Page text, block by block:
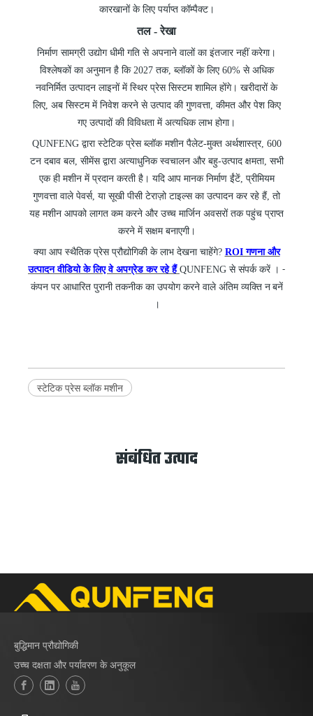
कारखानों के लिए पर्याप्त कॉम्पैक्ट।
तल - रेखा
निर्माण सामग्री उद्योग धीमी गति से अपनाने वालों का इंतजार नहीं करेगा।
विश्लेषकों का अनुमान है कि 2027 तक, ब्लॉकों के लिए 60% से अधिक
नवनिर्मित उत्पादन लाइनों में स्थिर प्रेस सिस्टम शामिल होंगे। खरीदारों के
लिए, अब सिस्टम में निवेश करने से उत्पाद की गुणवत्ता, कीमत और पेश किए
गए उत्पादों की विविधता में अत्यधिक लाभ होगा।
QUNFENG द्वारा स्टेटिक प्रेस ब्लॉक मशीन पैलेट-मुक्त अर्थशास्त्र, 600
टन दबाव बल, सीमेंस द्वारा अत्याधुनिक स्वचालन और बहु-उत्पाद क्षमता, सभी
एक ही मशीन में प्रदान करती है। यदि आप मानक निर्माण ईंटें, प्रीमियम
गुणवत्ता वाले पेवर्स, या सूखी पीसी टेराज़ो टाइल्स का उत्पादन कर रहे हैं, तो
यह मशीन आपको लागत कम करने और उच्च मार्जिन अवसरों तक पहुंच प्राप्त
करने में सक्षम बनाएगी।
क्या आप स्थैतिक प्रेस प्रौद्योगिकी के लाभ देखना चाहेंगे? ROI गणना और
उत्पादन वीडियो के लिए वे अपग्रेड कर रहे हैं QUNFENG से संपर्क करें । -
कंपन पर आधारित पुरानी तकनीक का उपयोग करने वाले अंतिम व्यक्ति न बनें
।
स्टेटिक प्रेस ब्लॉक मशीन
संबंधित उत्पाद
बुद्धिमान प्रौद्योगिकी
उच्च दक्षता और पर्यावरण के अनुकूल